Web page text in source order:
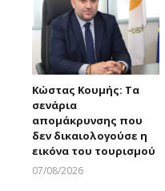
Κώστας Κουμής: Τα
σενάρια
απομάκρυνσης που
δεν δικαιολογούσε η
εικόνα του τουρισμού
07/08/2026